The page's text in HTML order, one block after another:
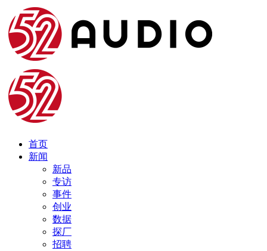
首页
新闻
新品
专访
事件
创业
数据
探厂
招聘